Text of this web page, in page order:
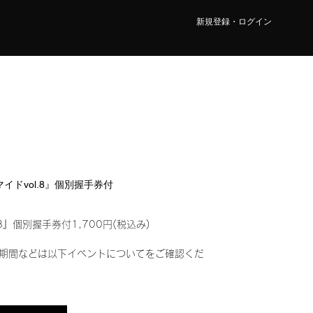
新規登録・ログイン
イドvol.8』個別握手券付
』個別握手券付1,700円(税込み)
間などは以下イベントについてをご確認くだ